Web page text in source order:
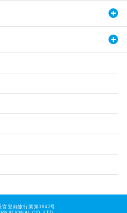
登録旅行業第1847号